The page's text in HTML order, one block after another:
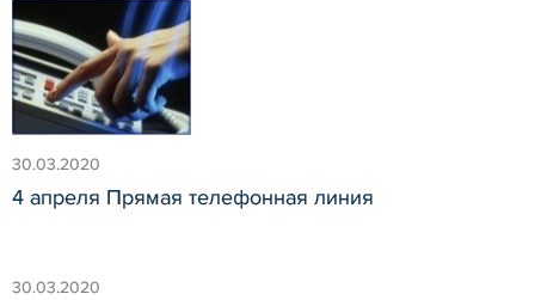
30.03.2020
4 апреля Прямая телефонная линия
30.03.2020